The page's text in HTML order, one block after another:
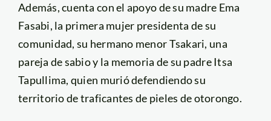
Además, cuenta con el apoyo de su madre Ema
Fasabi, la primera mujer presidenta de su
comunidad, su hermano menor Tsakari, una
pareja de sabio y la memoria de su padre Itsa
Tapullima, quien murió defendiendo su
territorio de traficantes de pieles de otorongo.